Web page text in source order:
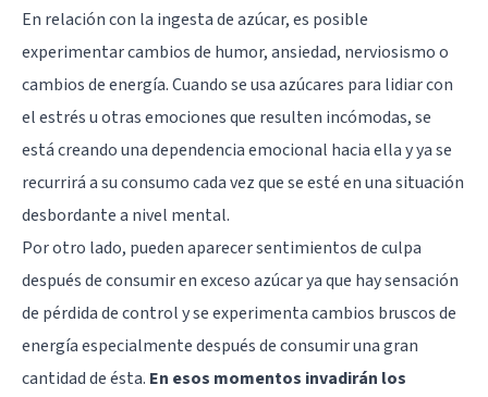
En relación con la ingesta de azúcar, es posible
experimentar cambios de humor, ansiedad, nerviosismo o
cambios de energía. Cuando se usa azúcares para lidiar con
el estrés u otras emociones que resulten incómodas, se
está creando una dependencia emocional hacia ella y ya se
recurrirá a su consumo cada vez que se esté en una situación
desbordante a nivel mental.
Por otro lado, pueden aparecer sentimientos de culpa
después de consumir en exceso azúcar ya que hay sensación
de pérdida de control y se experimenta cambios bruscos de
energía especialmente después de consumir una gran
cantidad de ésta. En esos momentos invadirán los